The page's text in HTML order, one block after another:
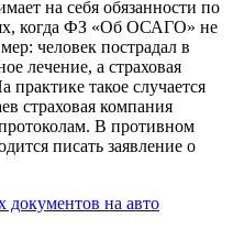
на себя обязанности по
когда ФЗ «Об ОСАГО» не
человек пострадал в
лечение, а страховая
практике такое случается
страховая компания
В противном
писать заявление о
документов на авто